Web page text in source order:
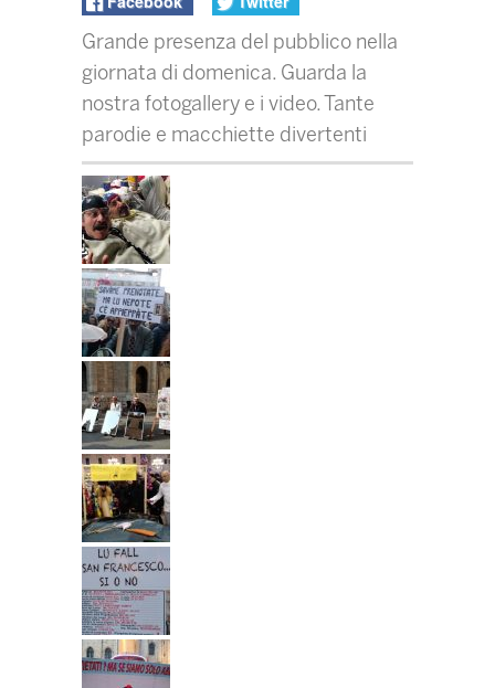
Grande presenza del pubblico nella
giornata di domenica. Guarda la
nostra fotogallery e i video. Tante
parodie e macchiette divertenti